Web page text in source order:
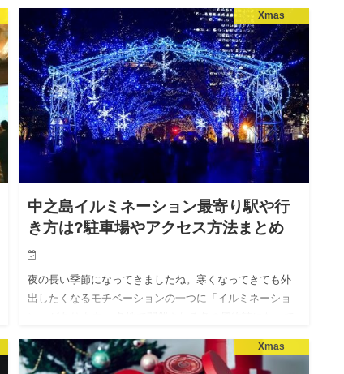
っぱり、忘年会には余興が不可欠です!そして、余興には
みんなが参加できる「ゲーム」が良いですよね。 そこ
で、忘年会を盛り上…
Xmas
中之島イルミネーション最寄り駅や行
き方は?駐車場やアクセス方法まとめ
夜の長い季節になってきましたね。寒くなってきても外
出したくなるモチベーションの一つに「イルミネーショ
ン」について調べてみ…
Xmas